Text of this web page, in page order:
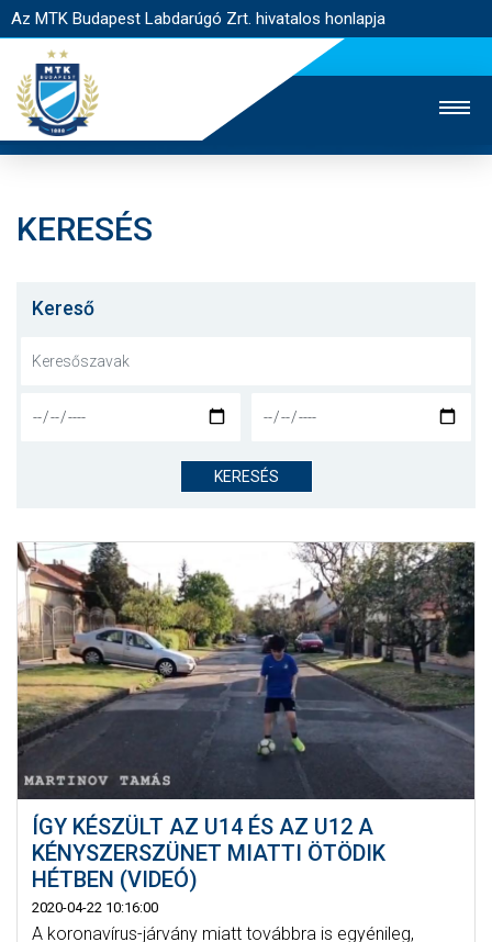
Az MTK Budapest Labdarúgó Zrt. hivatalos honlapja
JEGYÉRTÉKESÍTÉS
NYITÓLAP
CSAPATOK
KLUB
GALÉRIA
SZURKOLÓI ÉLMÉNYEK
AKKREDITÁCIÓ
KERESÉS
Kereső
KERESÉS
ÍGY KÉSZÜLT AZ U14 ÉS AZ U12 A
KÉNYSZERSZÜNET MIATTI ÖTÖDIK
HÉTBEN (VIDEÓ)
2020-04-22 10:16:00
A koronavírus-járvány miatt továbbra is egyénileg,